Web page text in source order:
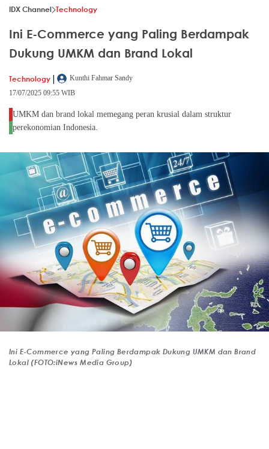
IDX Channel Technology
Ini E-Commerce yang Paling Berdampak
Dukung UMKM dan Brand Lokal
Technology |
Kunthi Fahmar Sandy
17/07/2025 09:55 WIB
UMKM dan brand lokal memegang peran krusial dalam struktur
perekonomian Indonesia.
Ini E-Commerce yang Paling Berdampak Dukung UMKM dan Brand
Lokal (FOTO:iNews Media Group)